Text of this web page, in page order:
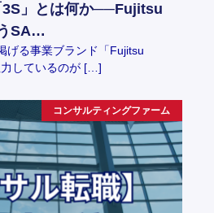
3S」とは何か──Fujitsu
SA…
げる事業ブランド「Fujitsu
しているのが […]
コンサルティングファーム